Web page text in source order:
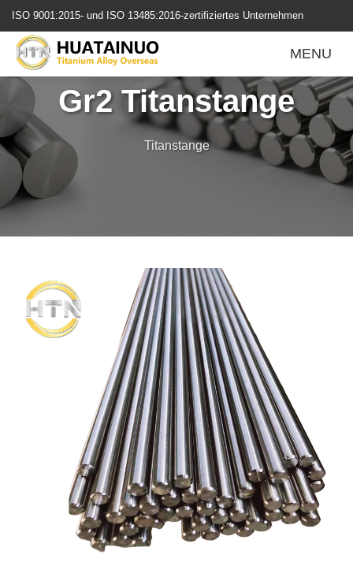
转
ISO 9001:2015- und ISO 13485:2016-zertifiziertes Unternehmen
MENU
Gr2 Titanstange
Titanstange